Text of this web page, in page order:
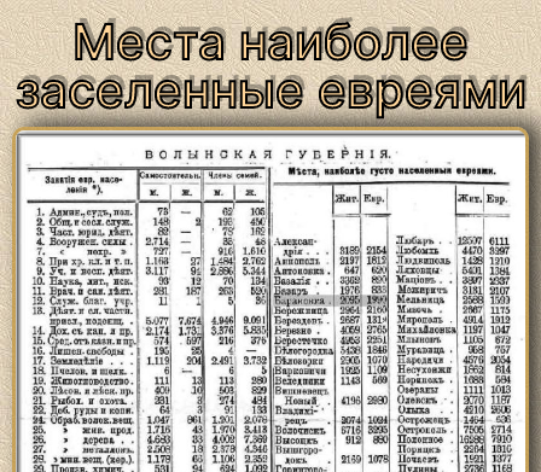
Места наиболее
заселенные евреями